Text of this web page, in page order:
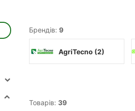
Брендів: 9
AgriTecno (2)
Товарів: 39